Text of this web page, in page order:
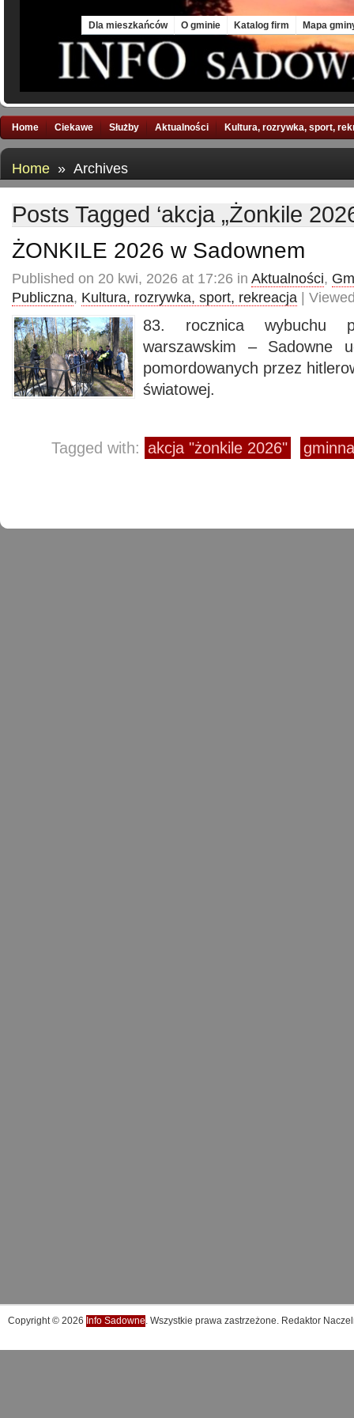
Dla mieszkańców O gminie Katalog firm Mapa
Home Ciekawe Służby Aktualności Kultura, rozrywka, sport,
Home » Archives
Posts Tagged ‘akcja „Żonkile
ŻONKILE 2026 w Sadownem
Published on 20 kwi, 2026 at 17:26 in Aktualności,
Publiczna, Kultura, rozrywka, sport, rekreacja |
83. rocznica wybuchu
warszawskim – Sadowne
pomordowanych przez
światowej.
Tagged with: akcja "żonkile 2026"
Copyright © 2026 Info Sadowne. Wszystkie prawa zastrzeżone. Redaktor